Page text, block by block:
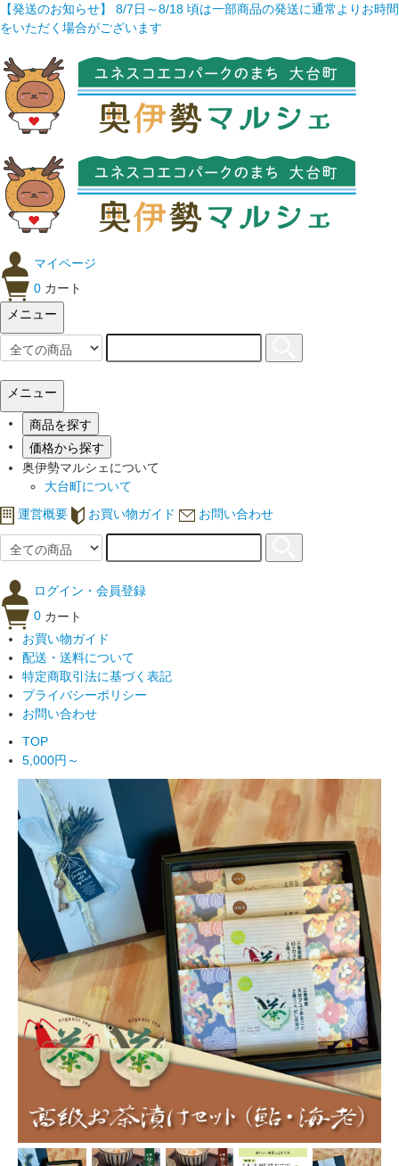
【発送のお知らせ】 8/7日～8/18 頃は一部商品の発送に通常よりお時間
をいただく場合がございます
マイページ
0 カート
メニュー
メニュー
商品を探す
価格から探す
奥伊勢マルシェについて
大台町について
運営概要
お買い物ガイド お問い合わせ
ログイン・会員登録
0 カート
お買い物ガイド
配送・送料について
特定商取引法に基づく表記
プライバシーポリシー
お問い合わせ
TOP
5,000円～